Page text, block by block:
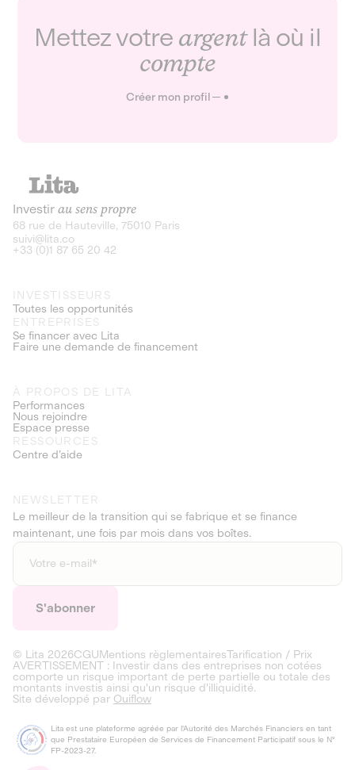
Mettez votre argentlà où il
compte
Créer mon profil
Investir au sens propre
68 rue de Hauteville, 75010 Paris
suivi@lita.co
+33 (0)1 87 65 20 42
INVESTISSEURS
Toutes les opportunités
ENTREPRISES
Se financer avec Lita
Faire une demande de financement
À PROPOS DE LITA
Performances
Nous rejoindre
Espace presse
RESSOURCES
Centre d’aide
NEWSLETTER
Le meilleur de la transition qui se fabrique et se finance
maintenant, une fois par mois dans vos boîtes.
© Lita 2026CGUMentions règlementairesTarification / Prix
AVERTISSEMENT : Investir dans des entreprises non cotées
comporte un risque important de perte partielle ou totale des
montants investis ainsi qu'un risque d'illiquidité.
Site développé par Ouiflow
Lita est une plateforme agréée par l'Autorité des Marchés Financiers en tant
que Prestataire Européen de Services de Financement Participatif sous le N°
FP-2023-27.